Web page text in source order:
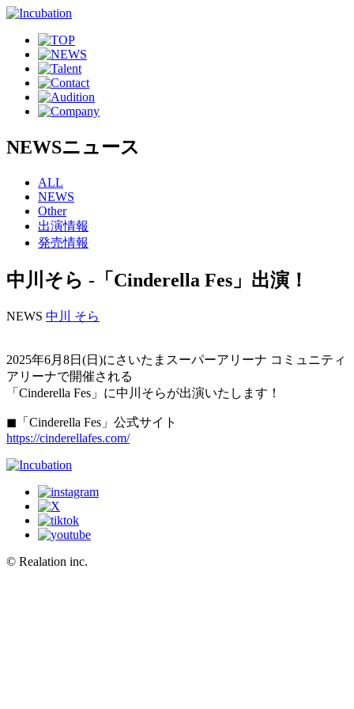
NEWSニュース
ALL
NEWS
Other
出演情報
発売情報
中川そら -「Cinderella Fes」出演！
NEWS 中川 そら
2025年6月8日(日)にさいたまスーパーアリーナ コミュニティ
アリーナで開催される
「Cinderella Fes」に中川そらが出演いたします！
◼︎「Cinderella Fes」公式サイト
https://cinderellafes.com/
© Realation inc.